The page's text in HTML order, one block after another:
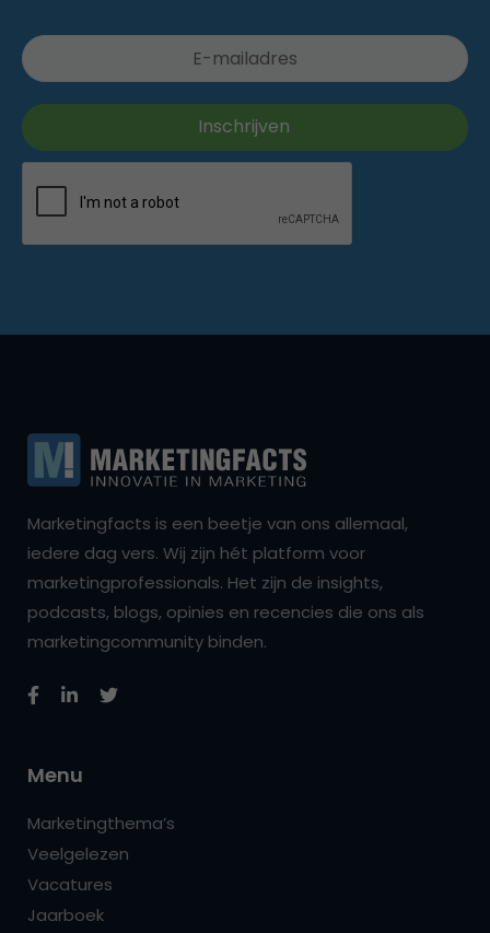
Marketingfacts is een beetje van ons allemaal,
iedere dag vers. Wij zijn hét platform voor
marketingprofessionals. Het zijn de insights,
podcasts, blogs, opinies en recencies die ons als
marketingcommunity binden.
Menu
Marketingthema’s
Veelgelezen
Vacatures
Jaarboek